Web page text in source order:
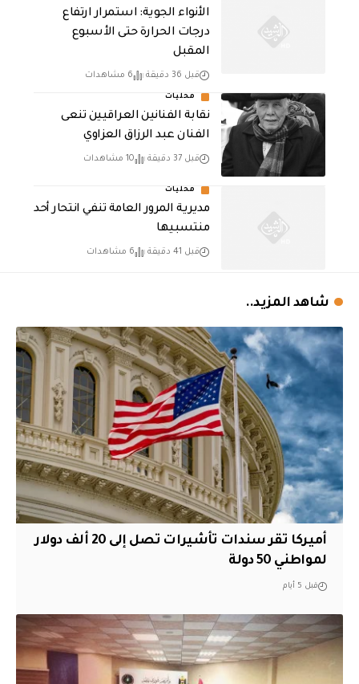
الأنواء الجوية: استمرار ارتفاع
درجات الحرارة حتى الأسبوع
المقبل
قبل 36 دقيقة 6 مشاهدات
محليات
نقابة الفنانين العراقيين تنعى
الفنان عبد الرزاق العزاوي
قبل 37 دقيقة 10 مشاهدات
محليات
مديرية المرور العامة تنفي انتحار أحد
منتسبيها
قبل 41 دقيقة 6 مشاهدات
شاهد المزيد..
أميركا تقر سندات تأشيرات تصل إلى 20 ألف دولار
لمواطني 50 دولة
قبل 5 أيام